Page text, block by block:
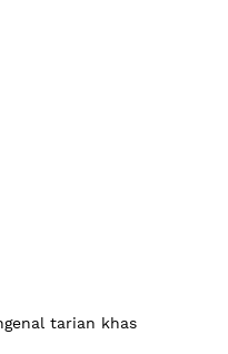
tarian khas